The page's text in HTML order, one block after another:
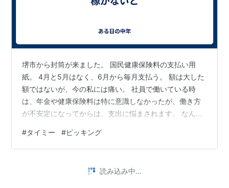
堺市から封筒が来ました。 国民健康保険料の支払い用
紙。 4月と5月はなく、6月から毎月支払う。 額は大した
額ではないが、今の私には痛い。 社員で働いている時
は、年金や健康保険料は特に意識しなかったが、働き方
が不安定になってからは、支出に悩まされます。 なんか
ッキング中は集中しているのだが。 だが、そこで働いて
るのはほとんど女性。 怒られるかもしれないが、多くの
こりごりです（約5年働きました）。 ランキング参加中
#タイミー #ピッキング
読み込み中…